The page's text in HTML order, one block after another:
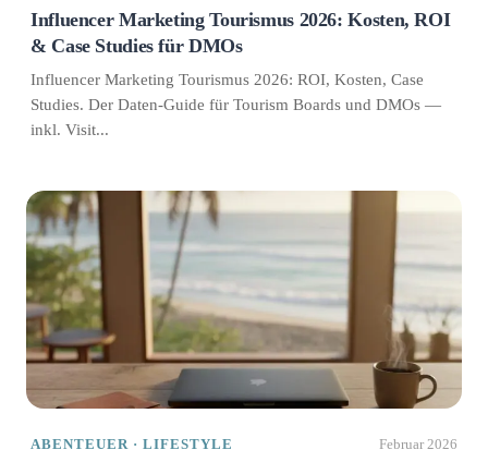
Influencer Marketing Tourismus 2026: Kosten, ROI
& Case Studies für DMOs
Influencer Marketing Tourismus 2026: ROI, Kosten, Case
Studies. Der Daten-Guide für Tourism Boards und DMOs —
inkl. Visit...
ABENTEUER · LIFESTYLE Februar 2026